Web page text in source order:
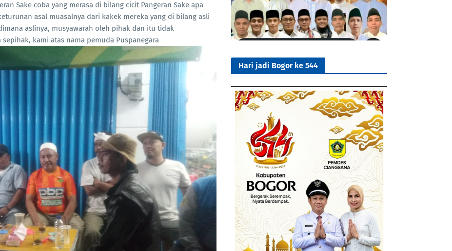
Sake coba yang merasa di bilang cicit Pangeran Sake apa
asal muasalnya dari kakek mereka yang di bilang asli
aslinya, musyawarah oleh pihak dan itu tidak
kami atas nama pemuda Puspanegara
Hari jadi Bogor ke 544